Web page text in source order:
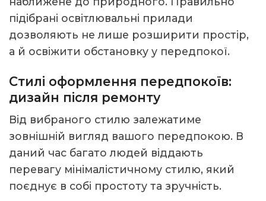
підібрані освітлювальні прилади
дозволяють не лише розширити простір,
а й освіжити обстановку у передпокої.
Стилі оформлення передпокоїв:
дизайн після ремонту
Від вибраного стилю залежатиме
зовнішній вигляд вашого передпокою. В
даний час багато людей віддають
перевагу мінімалістичному стилю, який
поєднує в собі простоту та зручність.